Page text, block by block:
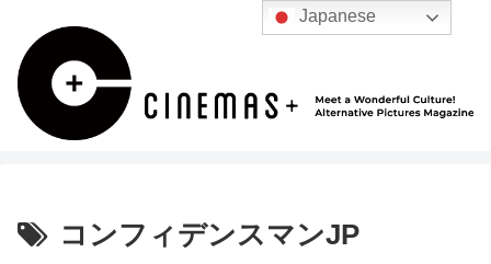
コンフィデンスマンJP
Japanese